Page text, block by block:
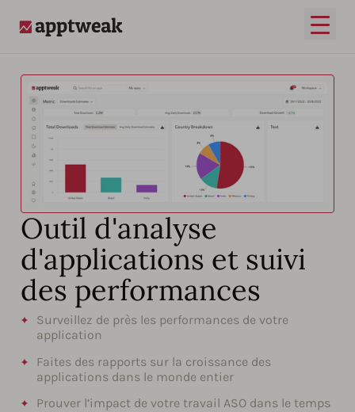
Outil d'analyse
d'applications et suivi
des performances
Surveillez de près les performances de votre
application
Faites des rapports sur la croissance des
applications dans le monde entier
Prouver l’impact de votre travail ASO dans le temps